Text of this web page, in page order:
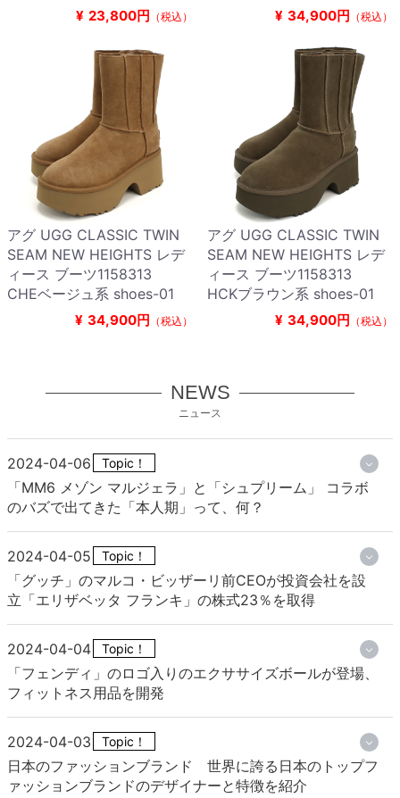
¥ 23,800円 （税込） ¥ 34,900円 （税込）
アグ UGG CLASSIC TWIN
SEAM NEW HEIGHTS レデ
ィース ブーツ1158313
CHEベージュ系 shoes-01
¥ 34,900円 （税込）
アグ UGG CLASSIC TWIN
SEAM NEW HEIGHTS レデ
ィース ブーツ1158313
HCKブラウン系 shoes-01
¥ 34,900円 （税込）
NEWS
ニュース
2024-04-06 Topic！
「MM6 メゾン マルジェラ」と「シュプリーム」 コラボ
のバズで出てきた「本人期」って、何？
2024-04-05 Topic！
「グッチ」のマルコ・ビッザーリ前CEOが投資会社を設
立「エリザベッタ フランキ」の株式23％を取得
2024-04-04 Topic！
「フェンディ」のロゴ入りのエクササイズボールが登場、
フィットネス用品を開発
2024-04-03 Topic！
日本のファッションブランド 世界に誇る日本のトップフ
ァッションブランドのデザイナーと特徴を紹介